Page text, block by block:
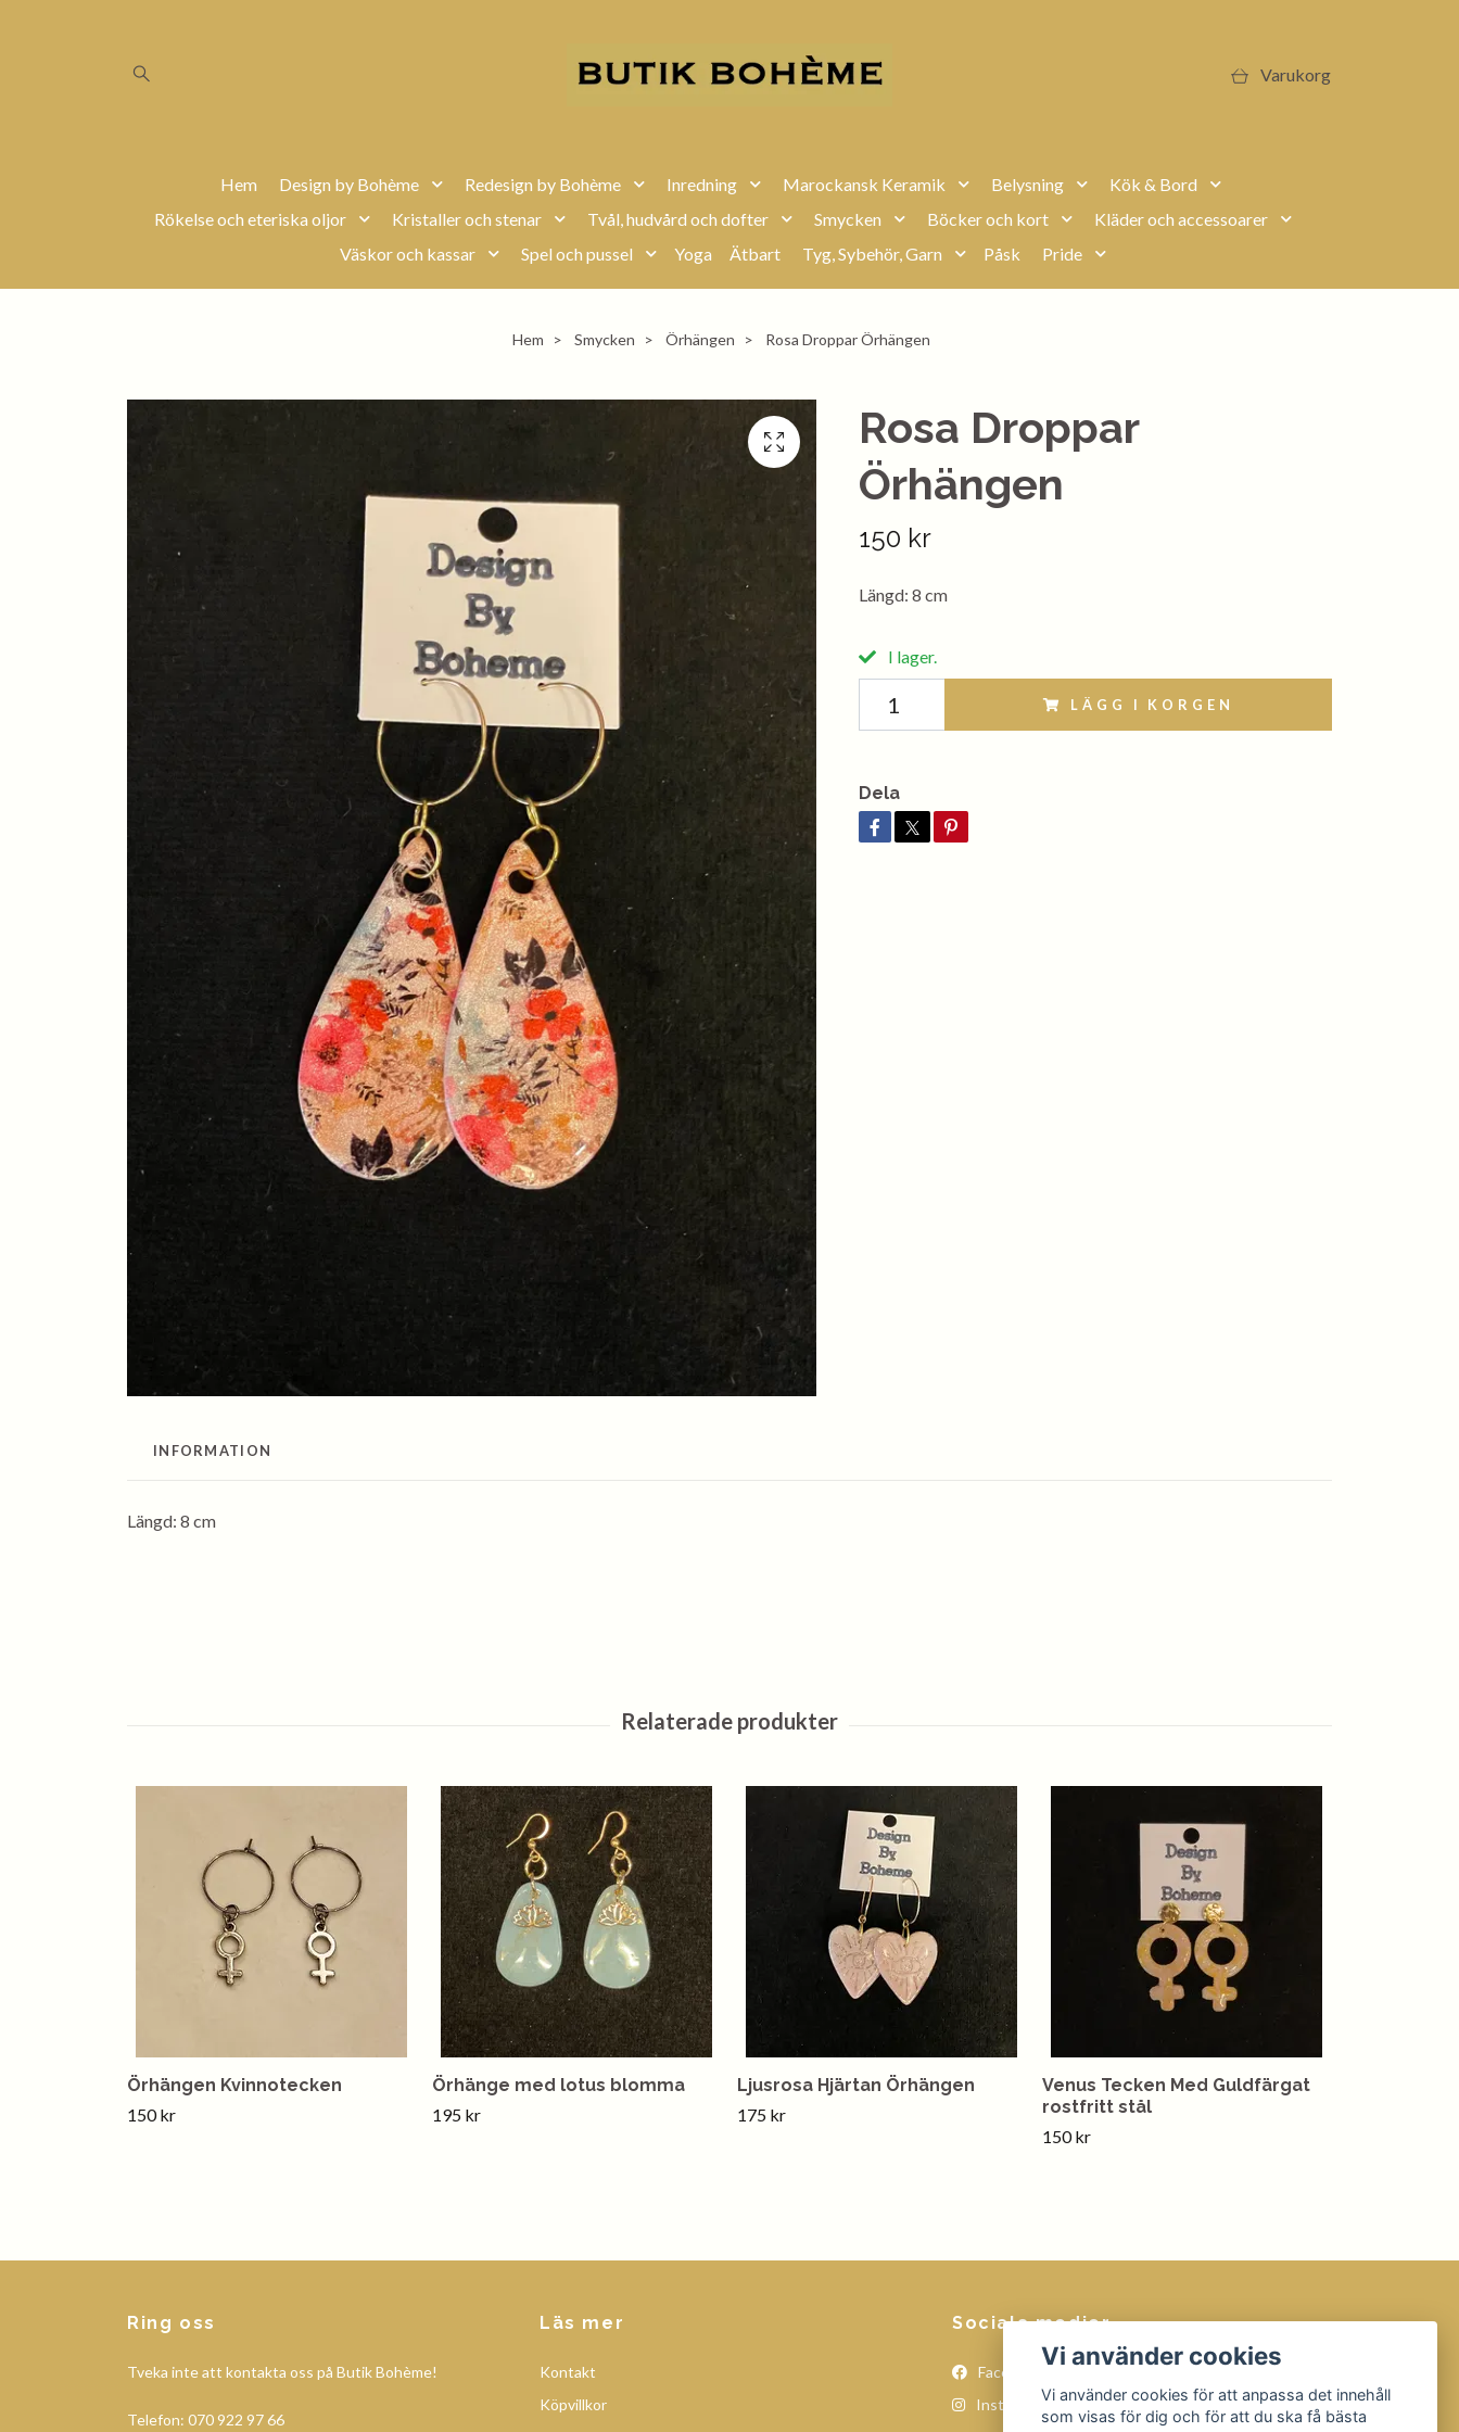
Varukorg
Hem Design by Bohème Redesign by Bohème Inredning Marockansk Keramik Belysning
Kök & Bord
Rökelse och eteriska oljor
Kristaller och stenar Tvål, hudvård och dofter Smycken Böcker och kort
Kläder och accessoarer
Väskor och kassar
Spel och pussel Yoga Ätbart Tyg, Sybehör, Garn Påsk Pride
Hem Smycken Örhängen Rosa Droppar Örhängen
Rosa Droppar
Örhängen
150 kr
Längd: 8 cm
I lager.
LÄGG I KORGEN
Dela
INFORMATION
Längd: 8 cm
Örhängen Kvinnotecken
150 kr
Örhänge med lotus blomma
195 kr
Ljusrosa Hjärtan Örhängen
175 kr
Venus Tecken Med Guldfärgat
rostfritt stål
150 kr
Ring oss
Tveka inte att kontakta oss på Butik Bohème!
Telefon: 070 922 97 66
Läs mer
Kontakt
Köpvillkor
Sociala medier
Facebook
Instagram
Vi använder cookies
Vi använder cookies för att anpassa det innehåll
som visas för dig och för att du ska få bästa